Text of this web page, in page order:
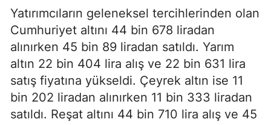
Yatırımcıların geleneksel tercihlerinden olan
Cumhuriyet altını 44 bin 678 liradan
alınırken 45 bin 89 liradan satıldı. Yarım
altın 22 bin 404 lira alış ve 22 bin 631 lira
satış fiyatına yükseldi. Çeyrek altın ise 11
bin 202 liradan alınırken 11 bin 333 liradan
satıldı. Reşat altını 44 bin 710 lira alış ve 45